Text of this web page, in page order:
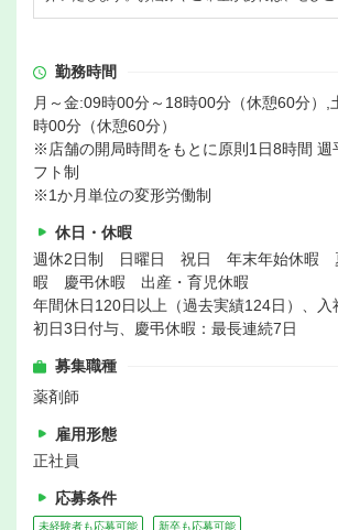
勤務時間
月～金:09時00分～18時00分（休憩60分）,
時00分（休憩60分）
※店舗の開局時間をもとに原則1日8時間 週
フト制
※1か月単位の変形労働制
休日・休暇
週休2日制 日曜日 祝日 年末年始休暇
暇 慶弔休暇 出産・育児休暇
年間休日120日以上（過去実績124日）、入
初日3日付与、慶弔休暇：最長連続7日
募集職種
薬剤師
雇用形態
正社員
応募条件
未経験者も応募可能 新卒も応募可能